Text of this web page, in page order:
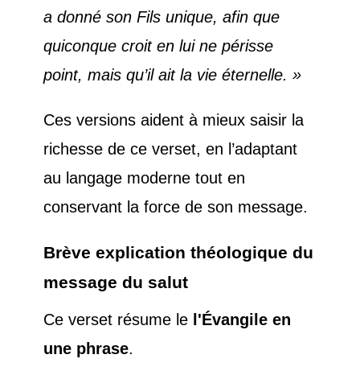
a donné son Fils unique, afin que
quiconque croit en lui ne périsse
point, mais qu’il ait la vie éternelle. »
Ces versions aident à mieux saisir la
richesse de ce verset, en l’adaptant
au langage moderne tout en
conservant la force de son message.
Brève explication théologique du
message du salut
Ce verset résume le l'Évangile en
une phrase.